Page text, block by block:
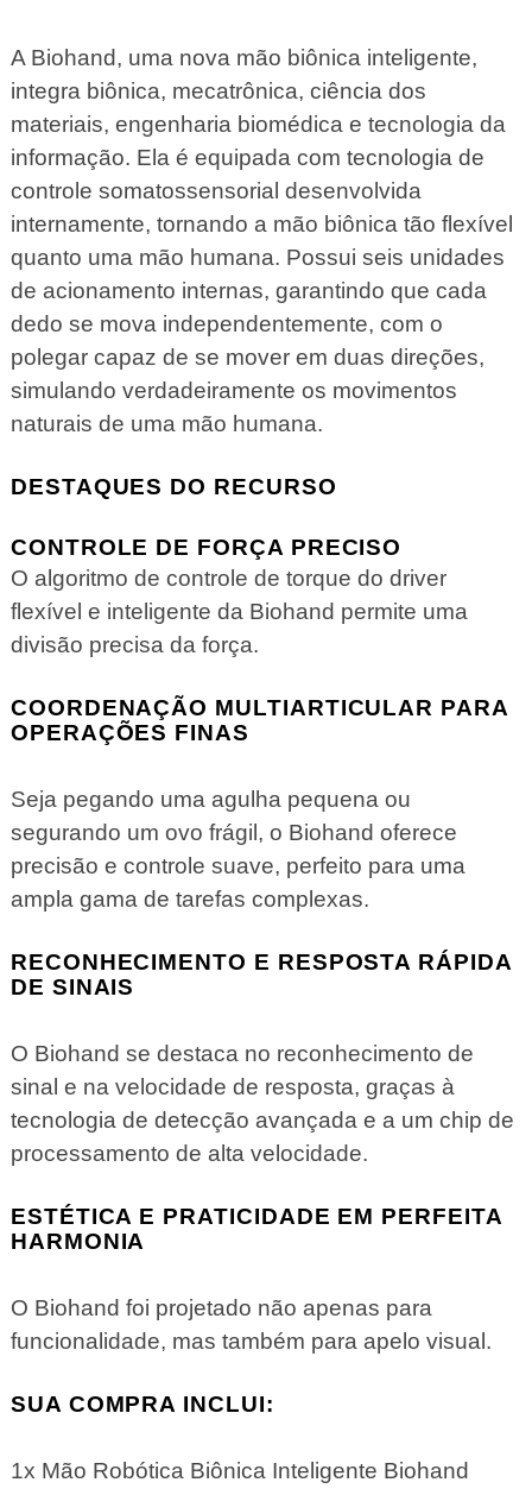
A Biohand, uma nova mão biônica inteligente,
integra biônica, mecatrônica, ciência dos
materiais, engenharia biomédica e tecnologia da
informação. Ela é equipada com tecnologia de
controle somatossensorial desenvolvida
internamente, tornando a mão biônica tão flexível
quanto uma mão humana. Possui seis unidades
de acionamento internas, garantindo que cada
dedo se mova independentemente, com o
polegar capaz de se mover em duas direções,
simulando verdadeiramente os movimentos
naturais de uma mão humana.
DESTAQUES DO RECURSO
CONTROLE DE FORÇA PRECISO
O algoritmo de controle de torque do driver
flexível e inteligente da Biohand permite uma
divisão precisa da força.
COORDENAÇÃO MULTIARTICULAR PARA
OPERAÇÕES FINAS
Seja pegando uma agulha pequena ou
segurando um ovo frágil, o Biohand oferece
precisão e controle suave, perfeito para uma
ampla gama de tarefas complexas.
RECONHECIMENTO E RESPOSTA RÁPIDA
DE SINAIS
O Biohand se destaca no reconhecimento de
sinal e na velocidade de resposta, graças à
tecnologia de detecção avançada e a um chip de
processamento de alta velocidade.
ESTÉTICA E PRATICIDADE EM PERFEITA
HARMONIA
O Biohand foi projetado não apenas para
funcionalidade, mas também para apelo visual.
SUA COMPRA INCLUI:
1x Mão Robótica Biônica Inteligente Biohand